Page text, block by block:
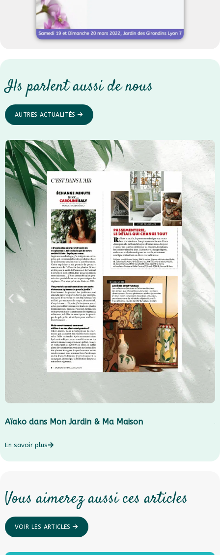
Ils parlent aussi de nous
AUTRES ACTUALITÉS
Aïako dans Mon Jardin & Ma Maison
En savoir plus
Vous aimerez aussi ces articles
VOIR LES ARTICLES